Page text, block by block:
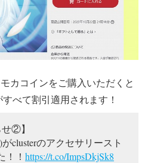
カコインをご購入いただくと
べて割引適用されます！
②】
clusterのアクセサリースト
！！ https://t.co/ImpsDkjSk8